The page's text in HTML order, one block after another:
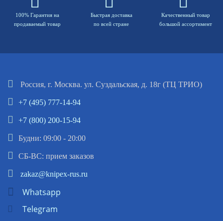
100% Гарантия на
продаваемый товар
Быстрая доставка
по всей стране
Качественный товар
большой ассортимент
Россия, г. Москва. ул. Суздальская, д. 18г (ТЦ ТРИО)
+7 (495) 777-14-94
+7 (800) 200-15-94
Будни: 09:00 - 20:00
СБ-ВС: прием заказов
zakaz@knipex-rus.ru
Whatsapp
Telegram